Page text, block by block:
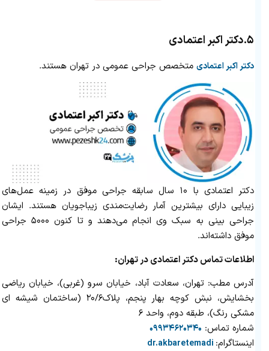
۵. دکتر اکبر اعتمادی
دکتر اکبر اعتمادی متخصص جراحی عمومی در تهران هستند.
دکتر اعتمادی با ۱۰ سال سابقه جراحی موفق در زمینه عمل‌های
زیبایی دارای بیشترین آمار رضایت‌مندی زیباجویان هستند. ایشان
جراحی بینی به سبک وی انجام می‌دهند و تا کنون ۵۰۰۰ جراحی
موفق داشته‌اند.
اطلاعات تماس دکتر اعتمادی در تهران:
آدرس مطب: تهران، سعادت آباد، خیابان سرو (غربی)، خیابان ریاضی
بخشایش، نبش کوچه بهار پنجم، پلاک۲۰/۶ (ساختمان شیشه ای
مشکی رنگ)، طبقه دوم، واحد ۶
شماره تماس: ۰۹۹۳۴۶۲۰۳۴۰
اینستاگرام: